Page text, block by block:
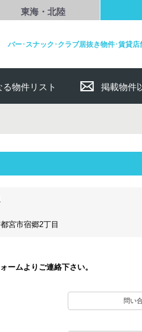
東海・北陸
バー･スナック･クラブ居抜き物件･賃貸
る物件リスト 掲載物件
宮市宿郷2丁目
ームよりご連絡下さい。
問い